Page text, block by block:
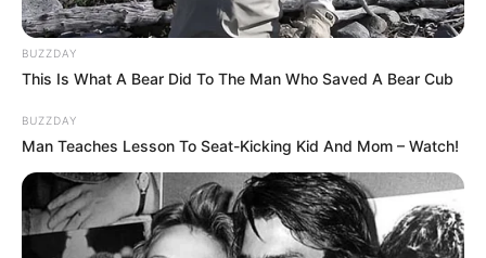
Who Will Take On The Iconic Role Next? Bond
Casting Rumors
BRAINBERRIES
BUZZDAY
This Is What A Bear Did To The Man Who Saved A Bear Cub
BUZZDAY
Man Teaches Lesson To Seat-Kicking Kid And Mom – Watch!